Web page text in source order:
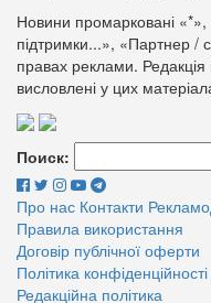
Новини промарковані
підтримки...», «Партнер /
правах реклами.
висловлені у цих
Поиск:
Про нас Контакти
Правила використання
Договір публічної оферти
Політика конфіденційності
Редакційна політика